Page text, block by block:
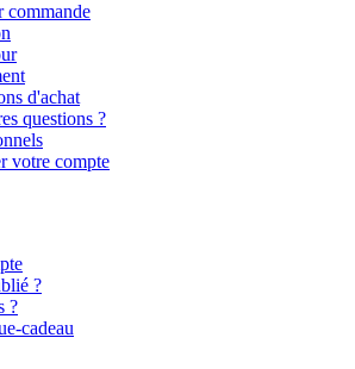
commande
d'achat
questions ?
votre compte
?
?
cadeau